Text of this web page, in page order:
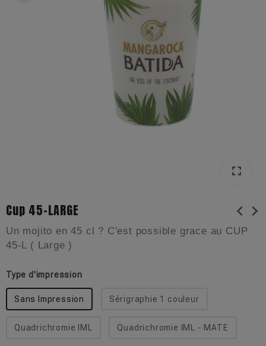
fullscreen
fullscreen
Cup 45-LARGE chevron_left chevron_right
Un mojito en 45 cl ? C'est possible grace au CUP
45-L ( Large )
Type d'impression
Sans Impression Sérigraphie 1 couleur
Quadrichromie IML Quadrichromie IML - MATE